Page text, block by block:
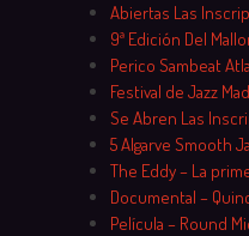
Skip
to
content
Abiertas Las
9ª Edición Del
Perico Sambeat
Festival de Jazz
Se Abren Las
5 Algarve Smooth
The Eddy – La
Documental –
Película – Round